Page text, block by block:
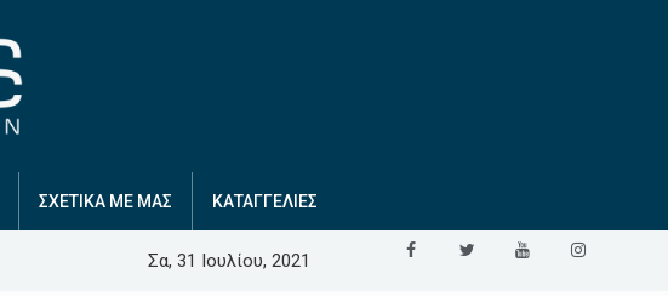
ΣΧΕΤΙΚΑ ΜΕ ΜΑΣ ΚΑΤΑΓΓΕΛΙΕΣ
Σα, 31 Ιουλίου, 2021